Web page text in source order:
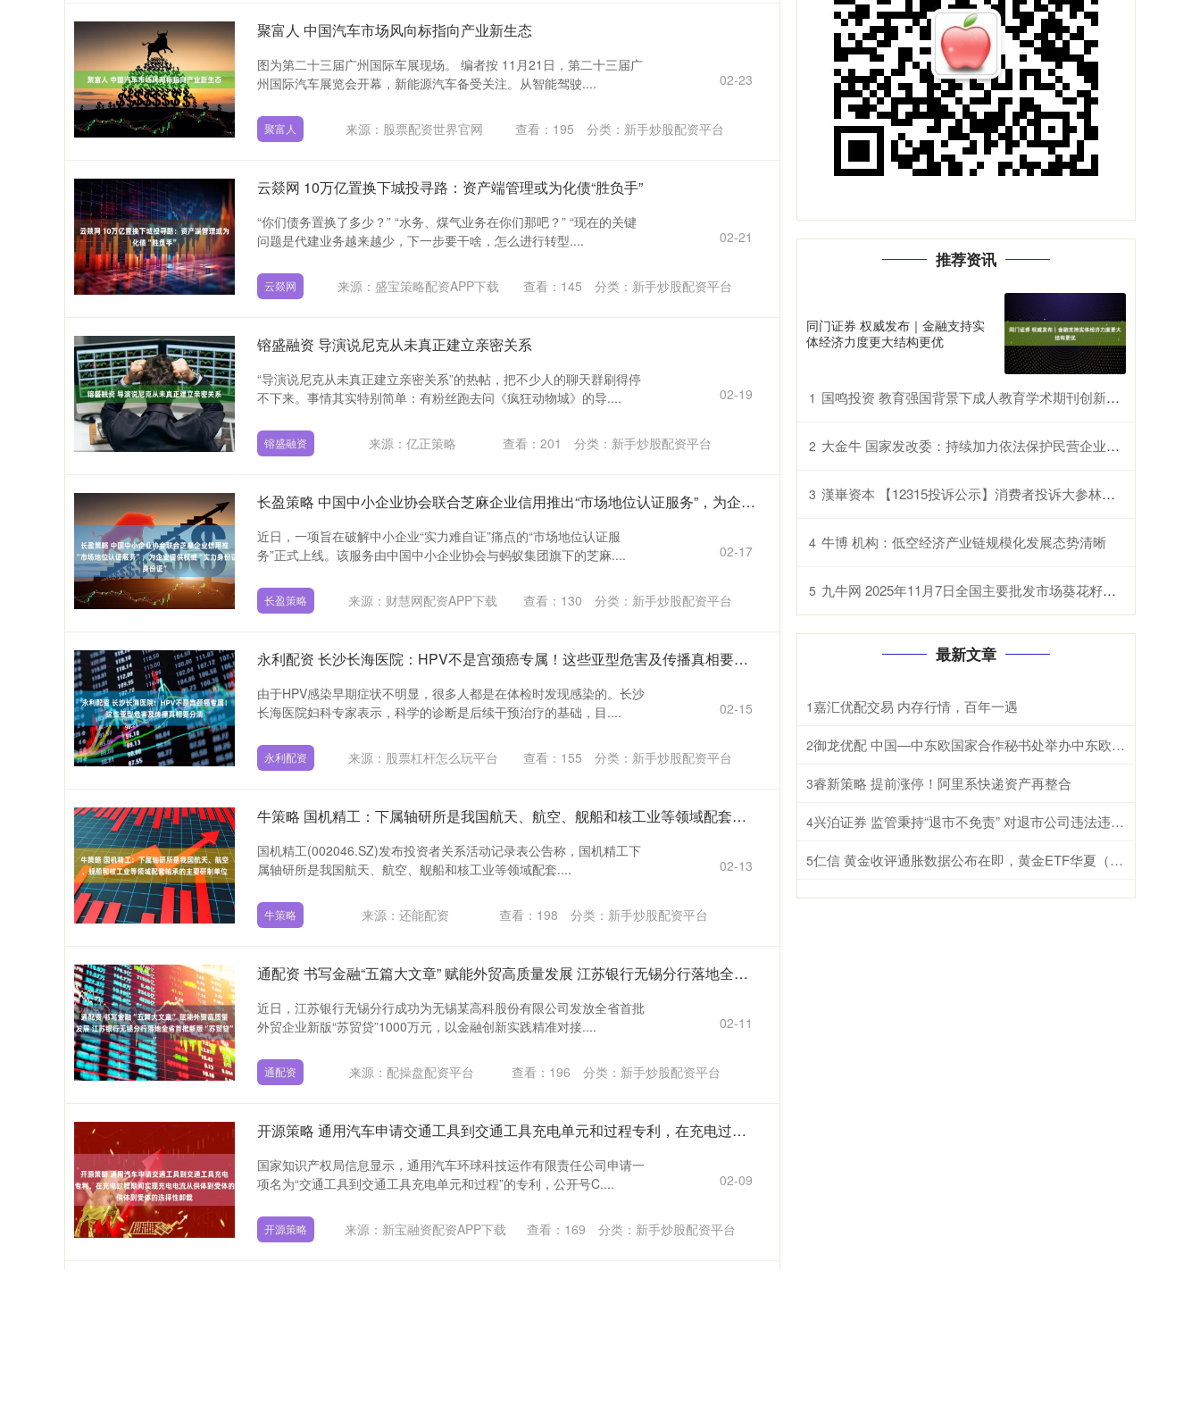
聚富人 中国汽车市场风向标指向产业新生态
图为第二十三届广州国际车展现场。 编者按 11月21日，第二十三届广
州国际汽车展览会开幕，新能源汽车备受关注。从智能驾驶....
02-23
聚富人 来源：股票配资世界官网 查看： 195 分类： 新手炒股配资平台
云燚网 10万亿置换下城投寻路：资产端管理或为化债“胜负手”
“你们债务置换了多少？” “水务、煤气业务在你们那吧？” “现在的关键
问题是代建业务越来越少，下一步要干啥，怎么进行转型....
02-21
云燚网 来源：盛宝策略配资APP下载 查看： 145 分类： 新手炒股配资平台
镕盛融资 导演说尼克从未真正建立亲密关系
“导演说尼克从未真正建立亲密关系”的热帖，把不少人的聊天群刷得停
不下来。事情其实特别简单：有粉丝跑去问《疯狂动物城》的导....
02-19
镕盛融资 来源：亿正策略 查看： 201 分类： 新手炒股配资平台
长盈策略 中国中小企业协会联合芝麻企业信用推出“市场地位认证服务”，为企业提供权威“实力身份证”
近日，一项旨在破解中小企业“实力难自证”痛点的“市场地位认证服
务”正式上线。该服务由中国中小企业协会与蚂蚁集团旗下的芝麻....
02-17
长盈策略 来源：财慧网配资APP下载 查看： 130 分类： 新手炒股配资平台
永利配资 长沙长海医院：HPV不是宫颈癌专属！这些亚型危害及传播真相要分清
由于HPV感染早期症状不明显，很多人都是在体检时发现感染的。长沙
长海医院妇科专家表示，科学的诊断是后续干预治疗的基础，目....
02-15
永利配资 来源：股票杠杆怎么玩平台 查看： 155 分类： 新手炒股配资平台
牛策略 国机精工：下属轴研所是我国航天、航空、舰船和核工业等领域配套轴承的主要研制单位
国机精工(002046.SZ)发布投资者关系活动记录表公告称，国机精工下
属轴研所是我国航天、航空、舰船和核工业等领域配套....
02-13
牛策略 来源：还能配资 查看： 198 分类： 新手炒股配资平台
通配资 书写金融“五篇大文章” 赋能外贸高质量发展 江苏银行无锡分行落地全省首批新版“苏贸贷”
近日，江苏银行无锡分行成功为无锡某高科股份有限公司发放全省首批
外贸企业新版“苏贸贷”1000万元，以金融创新实践精准对接....
02-11
通配资 来源：配操盘配资平台 查看： 196 分类： 新手炒股配资平台
开源策略 通用汽车申请交通工具到交通工具充电单元和过程专利，在充电过程期间实现充电电流从供体到受体的选择性卸载
国家知识产权局信息显示，通用汽车环球科技运作有限责任公司申请一
项名为“交通工具到交通工具充电单元和过程”的专利，公开号C....
02-09
开源策略 来源：新宝融资配资APP下载 查看： 169 分类： 新手炒股配资平台
推荐资讯
同门证券 权威发布｜金融支持实
体经济力度更大结构更优
1 国鸣投资 教育强国背景下成人教育学术期刊创新发展学术研讨会在山东开放大学召开
2 大金牛 国家发改委：持续加力依法保护民营企业和民营企业家合法权益
3 漢崋资本 【12315投诉公示】消费者投诉大参林定金侵权行为问题
4 牛博 机构：低空经济产业链规模化发展态势清晰
5 九牛网 2025年11月7日全国主要批发市场葵花籽价格行情
最新文章
1嘉汇优配交易 内存行情，百年一遇
2 御龙优配 中国—中东欧国家合作秘书处举办中东欧国家驻华使馆通报会
3睿新策略 提前涨停！阿里系快递资产再整合
4 兴泊证券 监管秉持“退市不免责” 对退市公司违法违规行为“零容忍”
5 仁信 黄金收评通胀数据公布在即，黄金ETF华夏（518850）盘中转跌